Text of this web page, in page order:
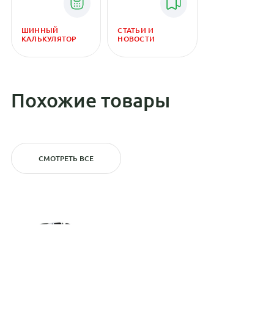
ШИННЫЙ
КАЛЬКУЛЯТОР
СТАТЬИ И
НОВОСТИ
Похожие товары
СМОТРЕТЬ ВСЕ